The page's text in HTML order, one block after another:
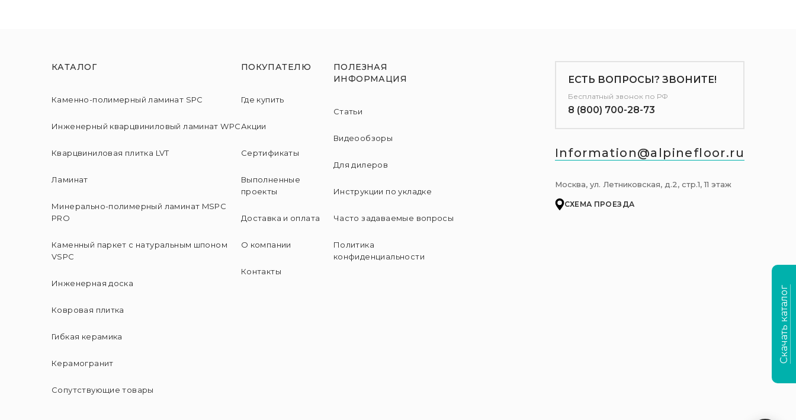
КАТАЛОГ
Каменно-полимерный ламинат SPC
Инженерный кварцвиниловый ламинат WPC
Кварцвиниловая плитка LVT
Ламинат
Минерально-полимерный ламинат MSPC
PRO
Каменный паркет с натуральным шпоном
VSPC
Инженерная доска
Ковровая плитка
Гибкая керамика
Керамогранит
Сопутствующие товары
ПОКУПАТЕЛЮ
Где купить
Акции
Сертификаты
Выполненные
проекты
Доставка и оплата
О компании
Контакты
ПОЛЕЗНАЯ
ИНФОРМАЦИЯ
Статьи
Видеообзоры
Для дилеров
Инструкции по укладке
Часто задаваемые вопросы
Политика
конфиденциальности
ЕСТЬ ВОПРОСЫ? ЗВОНИТЕ!
Бесплатный звонок по РФ
8 (800) 700-28-73
Information@alpinefloor.ru
Москва, ул. Летниковская, д.2, стр.1, 11 этаж
СХЕМА ПРОЕЗДА
Скачать каталог